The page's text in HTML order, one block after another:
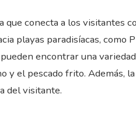
conecta a los visitantes
playas paradisíacas, como
encontrar una
y el pescado frito. Además,
del visitante.